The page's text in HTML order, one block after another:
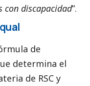
con discapacidad”.
de
determina el
de RSC y